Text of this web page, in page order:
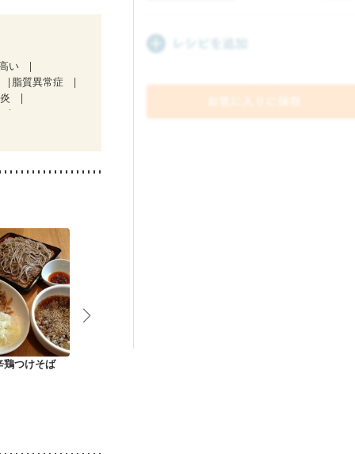
い
脂質異常症
混合栄養）
低栄養予防
鶏つけそば